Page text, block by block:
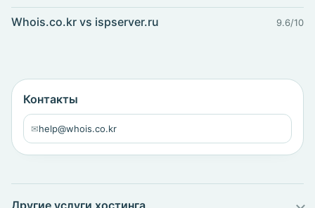
Whois.co.kr vs ispserver.ru 9.6/10
Контакты
✉help@whois.co.kr
Другие услуги хостинга